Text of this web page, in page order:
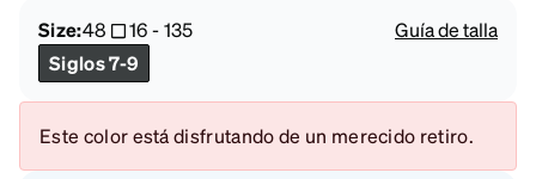
Size:48 16-135
Guía de talla
Siglos 7-9
Este color está disfrutando de un merecido retiro.